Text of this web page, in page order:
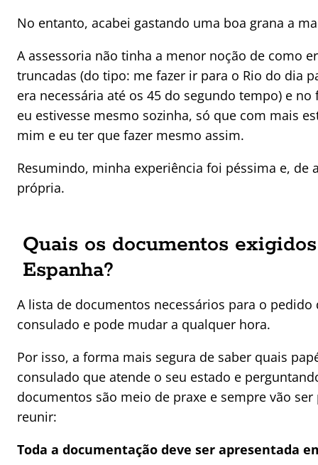
No entanto, acabei gastando uma boa grana a
A assessoria não tinha a menor noção de como
truncadas (do tipo: me fazer ir para o Rio do dia
era necessária até os 45 do segundo tempo) e
eu estivesse mesmo sozinha, só que com mais
mim e eu ter que fazer mesmo assim.
Resumindo, minha experiência foi péssima e,
própria.
Quais os documentos
Espanha?
A lista de documentos necessários para o
consulado e pode mudar a qualquer hora.
Por isso, a forma mais segura de saber quais
consulado que atende o seu estado e
documentos são meio de praxe e sempre vão
reunir:
Toda a documentação deve ser apresentada